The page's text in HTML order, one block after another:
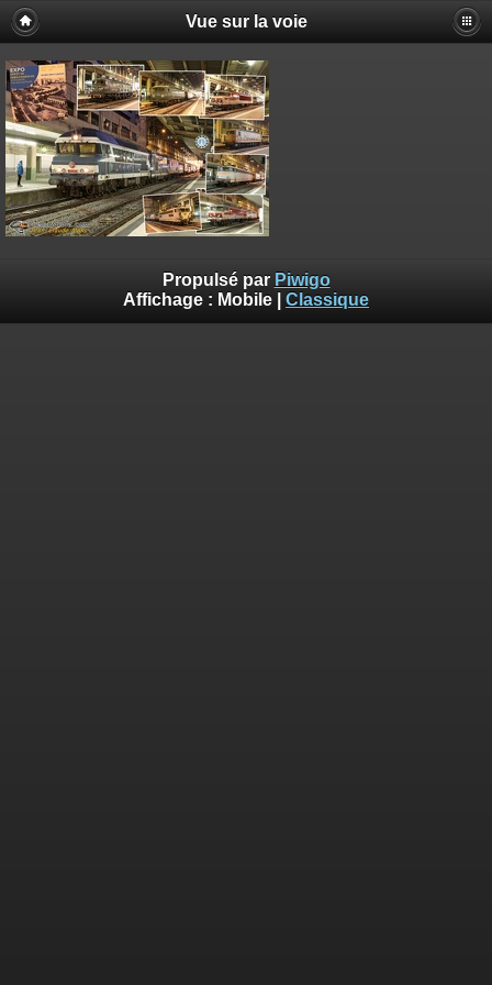
Vue sur la voie
Propulsé par Piwigo
Affichage : Mobile Classique